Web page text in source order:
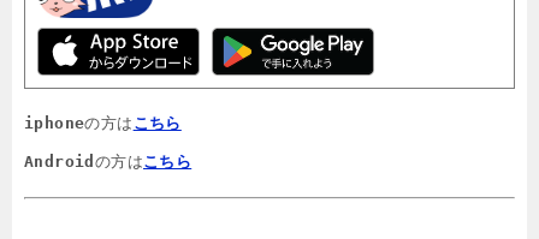
iphoneの方は こちら
Android の方はこちら